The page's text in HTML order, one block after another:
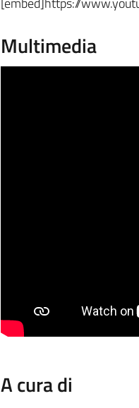
Multimedia
A cura di